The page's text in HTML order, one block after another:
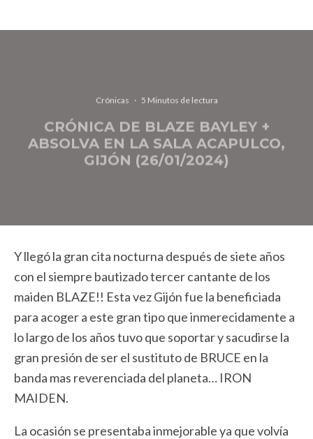
Crónicas · 5 Minutos de lectura
CRÓNICA DE BLAZE BAYLEY +
ABSOLVA EN LA SALA ACAPULCO,
GIJÓN (26/01/2024)
Y llegó la gran cita nocturna después de siete años
con el siempre bautizado tercer cantante de los
maiden BLAZE!! Esta vez Gijón fue la beneficiada
para acoger a este gran tipo que inmerecidamente a
lo largo de los años tuvo que soportar y sacudirse la
gran presión de ser el sustituto de BRUCE en la
banda mas reverenciada del planeta… IRON
MAIDEN.
La ocasión se presentaba inmejorable ya que volvía